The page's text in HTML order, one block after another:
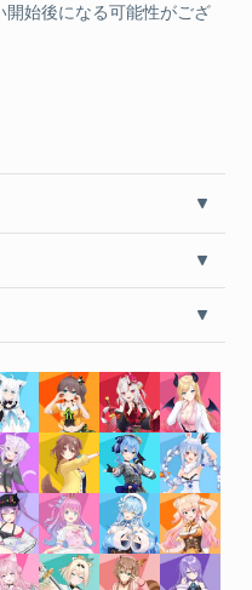
始後になる可能性がござ